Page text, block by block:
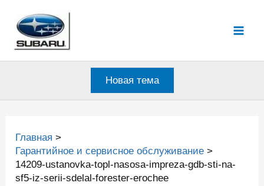
содержимому
Новая тема
Главная
Гарантийное и сервисное обслуживание
14209-ustanovka-topl-nasosa-impreza-gdb-sti-na-
sf5-iz-serii-sdelal-forester-erochee